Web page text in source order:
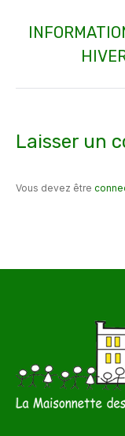
Laisser un
Vous devez être